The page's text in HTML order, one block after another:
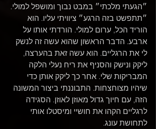
״הגעתי מלכתי״ במבט נבוך ומושפל למולי.
״תתפשט בזה הרגע״ ציוויתי עליו. הוא
הוריד הכל, ערום למולי. הורדתי אותו על
ארבע. הדבר הראשון שהוא עשה זה לנשק
לי את הרגליים. הוא עשה זאת בהערצה,
ליקק ונישק והסניף את ריח נעלי הלקה
המבריקות שלי. אחר כך ליקק אותן כדי
שיהיו מצוחצחות. התבוננתי ביצור המשונה
הזה, עם חיוך גדול מאוזן לאוזן. הסגידה
לרגליים הקהו את חושיי ומיסטלו אותי
לתחושת עונג.